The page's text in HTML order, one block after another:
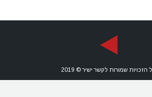
הזכויות שמורות לקשר ישיר © 2019